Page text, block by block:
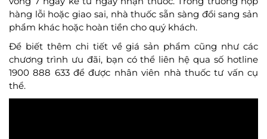
hàng lỗi hoặc giao sai, nhà thuốc sẵn sàng đổi sang sản
phẩm khác hoặc hoàn tiền cho quý khách.
Để biết thêm chi tiết về giá sản phẩm cũng như các
chương trình ưu đãi, bạn có thể liên hệ qua số hotline
1900 888 633 để được nhân viên nhà thuốc tư vấn cụ
thể.